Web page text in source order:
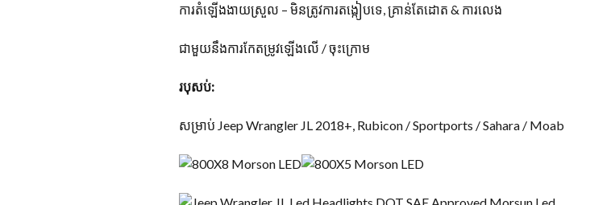
ការតំឡើងងាយស្រួល – មិនត្រូវការតង្កៀបទេ, គ្រាន់តែដោត & ការលេង
ជាមួយនឹងការកែតម្រូវឡើងលើ / ចុះក្រោម
របុសប់:
សម្រាប់ Jeep Wrangler JL 2018+, Rubicon / Sportports / Sahara / Moab